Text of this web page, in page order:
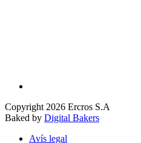
Copyright 2026 Ercros S.A
Baked by Digital Bakers
Avís legal